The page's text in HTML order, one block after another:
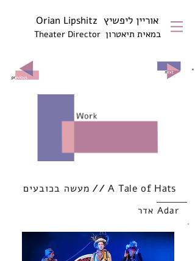
אוריין ליפשיץ Orian Lipshitz
במאית תיאטרון
מעשה בכובעים // A Tale of Hats
אדר Adar